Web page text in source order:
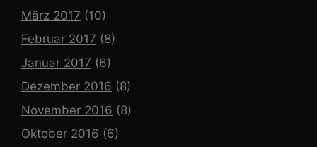
März 2017 (10)
Februar 2017 (8)
Januar 2017 (6)
Dezember 2016 (8)
November 2016 (8)
Oktober 2016 (6)